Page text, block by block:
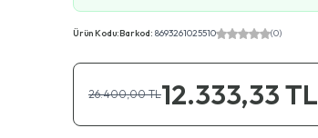
Ürün Kodu:Barkod: 8693261025510 (0)
26.400,00TL12.333,33TL